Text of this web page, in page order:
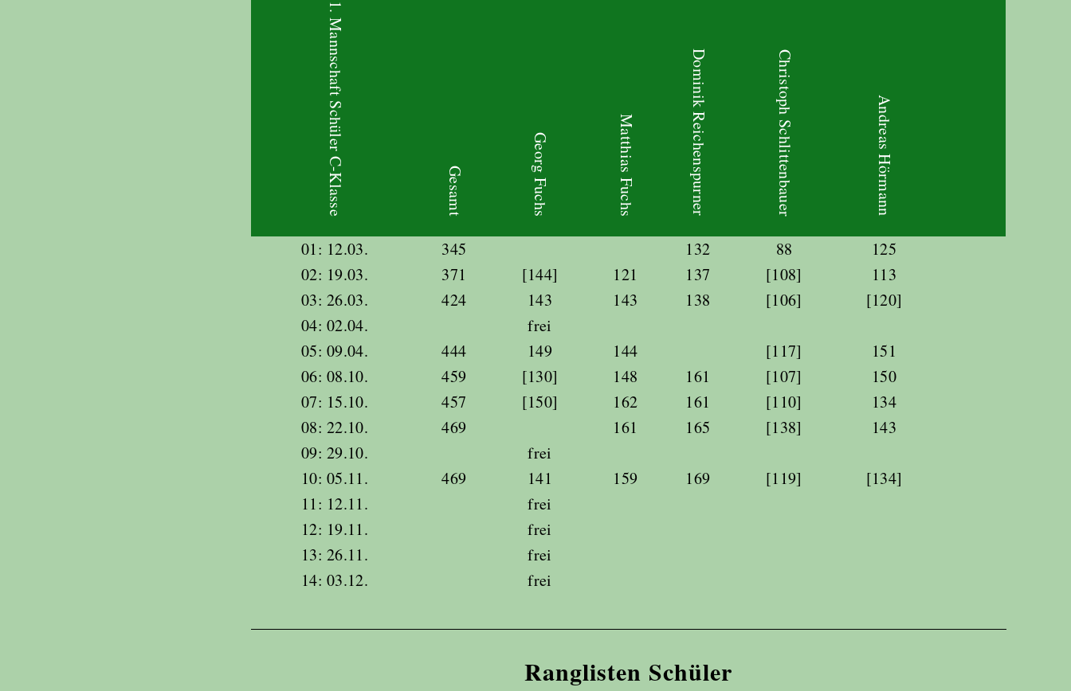
1. Mannschaft Schüler C-Klasse Gesamt Georg Fuchs Matthias Fuchs Dominik Reichenspurner Christoph Schlittenbauer Andreas Hörmann
01: 12.03. 345 132 88
125
02: 19.03.
371 [144] 121 137 [108]
113
03: 26.03.
424 143 143 138 [106]
[120]
04: 02.04.
frei
05: 09.04.
444 149 144 [117]
151
06: 08.10.
459 [130] 148 161 [107]
150
07: 15.10.
457 [150] 162 161 [110]
134
08: 22.10.
469 161 165 [138]
143
09: 29.10.
frei
10: 05.11.
469 141 159 169 [119]
[134]
11: 12.11.
frei
12: 19.11.
frei
13: 26.11.
frei
14: 03.12.
frei
Ranglisten Schüler